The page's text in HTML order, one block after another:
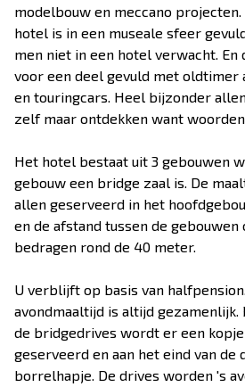
modelbouw en meccano
hotel is in een museale sfeer
men niet in een hotel verwacht. En
voor een deel gevuld met oldtimer
en touringcars. Heel bijzonder
zelf maar ontdekken want
Het hotel bestaat uit 3 gebouwen
gebouw een bridge zaal is. De
allen geserveerd in het
en de afstand tussen de gebouwen
bedragen rond de 40 meter.
U verblijft op basis van
avondmaaltijd is altijd gezamenlijk.
de bridgedrives wordt er een
geserveerd en aan het eind van de
borrelhapje. De drives worden 's